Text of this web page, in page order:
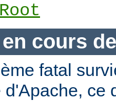
cours
fatal
d'Apache, ce